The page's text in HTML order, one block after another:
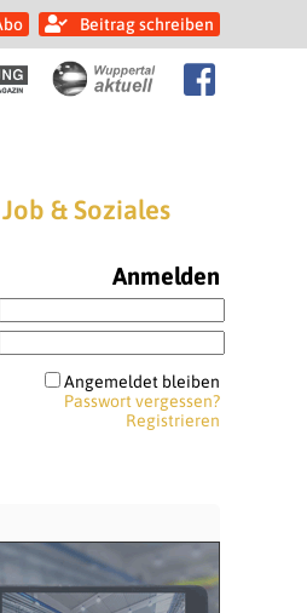
Beitrag schreiben
Job & Soziales
Anmelden
Angemeldet bleiben
Passwort vergessen?
Registrieren